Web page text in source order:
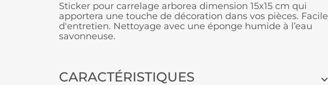
Sticker pour carrelage arborea dimension 15x15 cm qui
apportera une touche de décoration dans vos pièces. Facile
d'entretien. Nettoyage avec une éponge humide à l’eau
savonneuse.
CARACTÉRISTIQUES